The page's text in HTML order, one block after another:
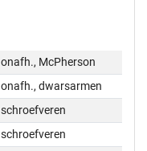
onafh., McPherson
onafh., dwarsarmen
schroefveren
schroefveren